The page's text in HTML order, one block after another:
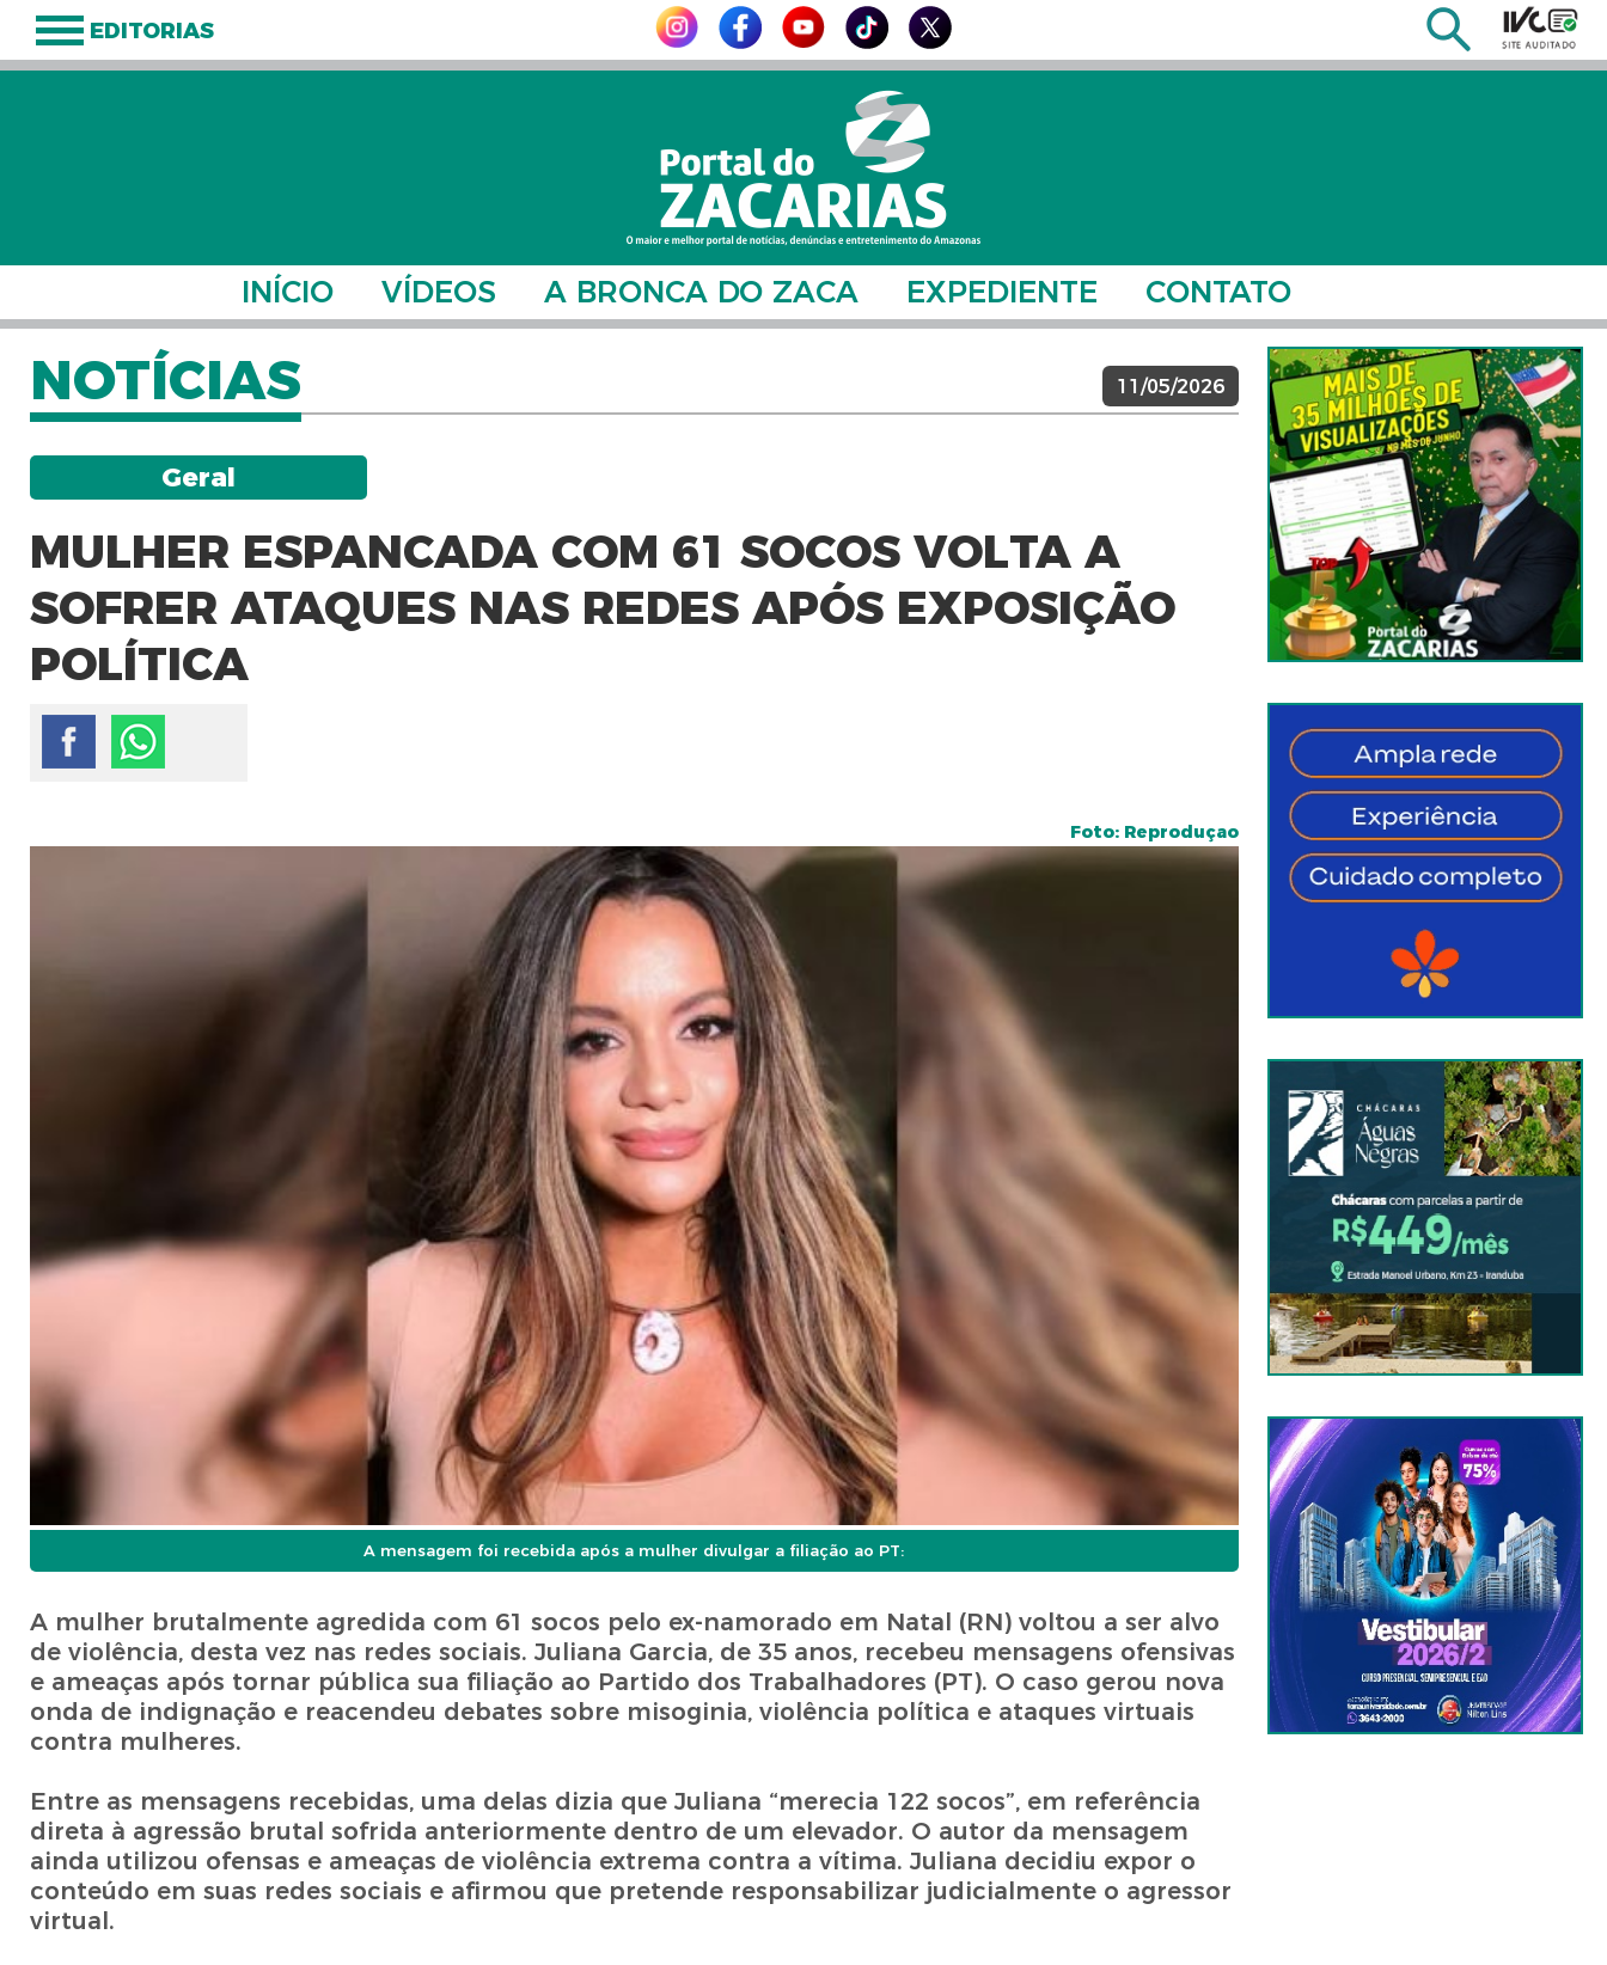
EDITORIAS
INÍCIO VÍDEOS A BRONCA DO ZACA EXPEDIENTE CONTATO
NOTÍCIAS 11/05/2026
Geral
MULHER ESPANCADA COM 61 SOCOS VOLTA A
SOFRER ATAQUES NAS REDES APÓS EXPOSIÇÃO
POLÍTICA
Foto: Reproduçao
A mensagem foi recebida após a mulher divulgar a filiação ao PT:
A mulher brutalmente agredida com 61 socos pelo ex-namorado em Natal (RN) voltou a ser alvo
de violência, desta vez nas redes sociais. Juliana Garcia, de 35 anos, recebeu mensagens ofensivas
e ameaças após tornar pública sua filiação ao Partido dos Trabalhadores (PT). O caso gerou nova
onda de indignação e reacendeu debates sobre misoginia, violência política e ataques virtuais
contra mulheres.
Entre as mensagens recebidas, uma delas dizia que Juliana “merecia 122 socos”, em referência
direta à agressão brutal sofrida anteriormente dentro de um elevador. O autor da mensagem
ainda utilizou ofensas e ameaças de violência extrema contra a vítima. Juliana decidiu expor o
conteúdo em suas redes sociais e afirmou que pretende responsabilizar judicialmente o agressor
virtual.